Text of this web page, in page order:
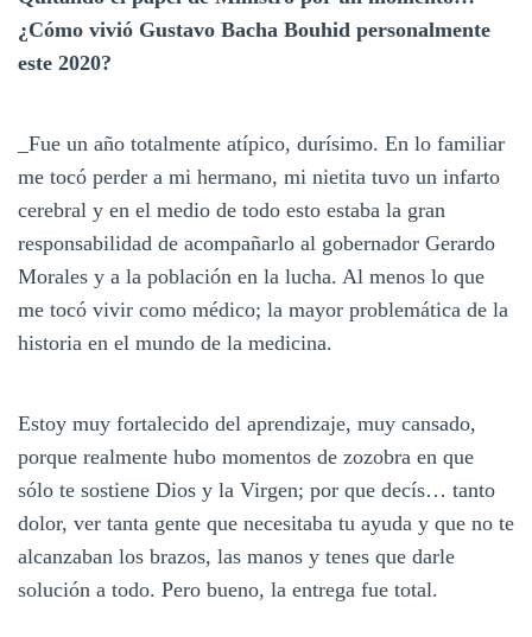
¿Cómo vivió Gustavo Bacha Bouhid personalmente
este 2020?
_Fue un año totalmente atípico, durísimo. En lo familiar
me tocó perder a mi hermano, mi nietita tuvo un infarto
cerebral y en el medio de todo esto estaba la gran
responsabilidad de acompañarlo al gobernador Gerardo
Morales y a la población en la lucha. Al menos lo que
me tocó vivir como médico; la mayor problemática de la
historia en el mundo de la medicina.
Estoy muy fortalecido del aprendizaje, muy cansado,
porque realmente hubo momentos de zozobra en que
sólo te sostiene Dios y la Virgen; por que decís… tanto
dolor, ver tanta gente que necesitaba tu ayuda y que no te
alcanzaban los brazos, las manos y tenes que darle
solución a todo. Pero bueno, la entrega fue total.